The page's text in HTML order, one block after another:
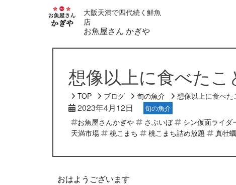
大阪天満で四代続く鮮魚
店
お魚屋さん かぎや
想像以上に食べた
TOP ブログ 旬の魚介 想像以上に食べ
2023年4月12日 旬の魚介
お魚屋さんかぎや さぶいぼ シン仮面ライダ
天満市場
桃こまち 桃こまち詰め放題 真牡蠣
おはようございます